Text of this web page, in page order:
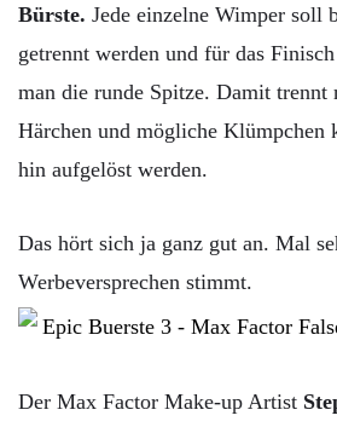
Bürste. Jede einzelne Wimper soll
getrennt werden und für das
man die runde Spitze. Damit trennt
Härchen und mögliche Klümpchen
hin aufgelöst werden.
Das hört sich ja ganz gut an. Mal
Werbeversprechen stimmt.
Der Max Factor Make-up Artist